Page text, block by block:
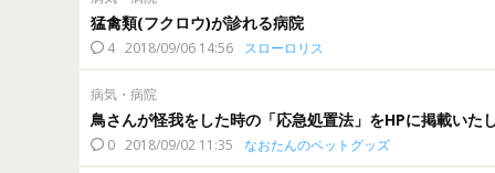
猛禽類(フクロウ)が診れる病院
4 2018/09/06 14:56 スローロリス
病気・病院
鳥さんが怪我をした時の「応急処置法」をHPに掲載いたし
0 2018/09/02 11:35 なおたんのペットグッズ